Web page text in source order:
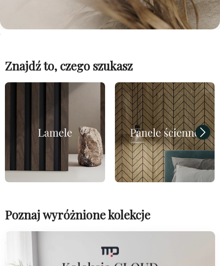
Znajdź to, czego szukasz
Poznaj wyróżnione kolekcje